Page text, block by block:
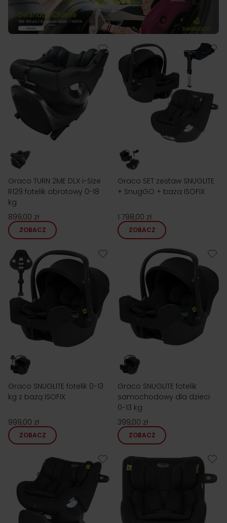
Graco TURN 2ME DLX i-Size
R129 fotelik obrotowy 0-18
kg
899,00 zł
ZOBACZ
Graco SET zestaw SNUGLITE
+ SnugGO + baza ISOFIX
1 798,00 zł
ZOBACZ
Graco SNUGLITE fotelik 0-13
kg z bazą ISOFIX
999,00 zł
ZOBACZ
Graco SNUGLITE fotelik
samochodowy dla dzieci
0-13 kg
399,00 zł
ZOBACZ